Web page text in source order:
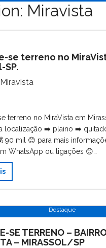
Miravista
se terreno no
SP.
Miravista
terreno no MiraVista em
localização ➡️ plaino ➡️
90 mil 😊 para mais
WhatsApp ou ligações 😊…
Destaque
SE TERRENO –
– MIRASSOL/SP